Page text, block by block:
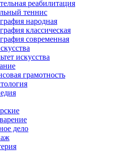
реабилитация
теннис
народная
классическая
современная
искусства
грамотность
дело